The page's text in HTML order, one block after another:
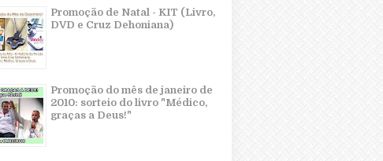
Promoção de Natal - KIT (Livro,
DVD e Cruz Dehoniana)
Promoção do mês de janeiro de
2010: sorteio do livro "Médico,
graças a Deus!"